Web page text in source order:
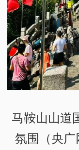
马鞍山山道
氛围（央广